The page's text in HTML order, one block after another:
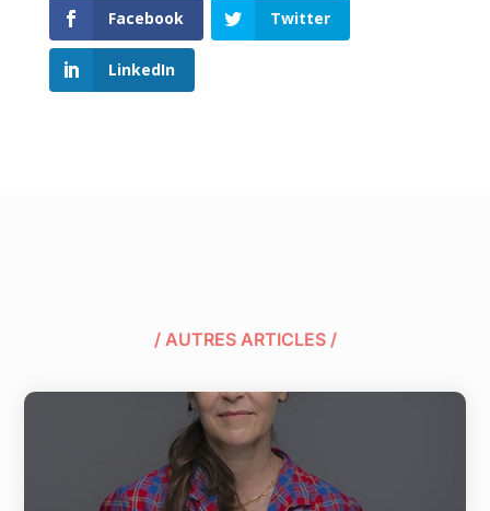
Facebook Twitter
LinkedIn
/ AUTRES ARTICLES /